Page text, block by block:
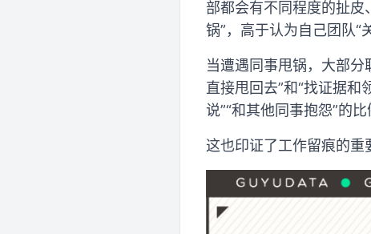
部都会有不同程度的扯
锅”，高于认为自己团队“
当遭遇同事甩锅，大部分
直接甩回去”和“找证据
说”“和其他同事抱怨”的比
这也印证了工作留痕的重